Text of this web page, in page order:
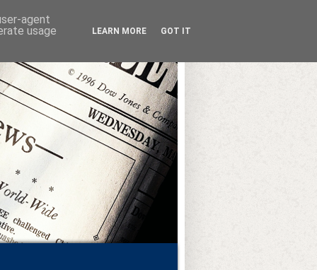
agent
usage
LEARN MORE GOT IT